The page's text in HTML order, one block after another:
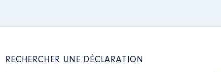
RECHERCHER UNE DÉCLARATION